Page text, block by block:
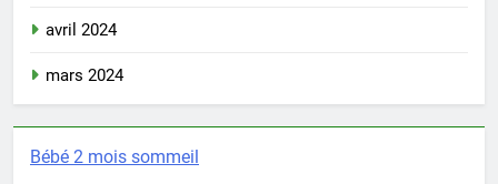
avril 2024
mars 2024
Bébé 2 mois sommeil